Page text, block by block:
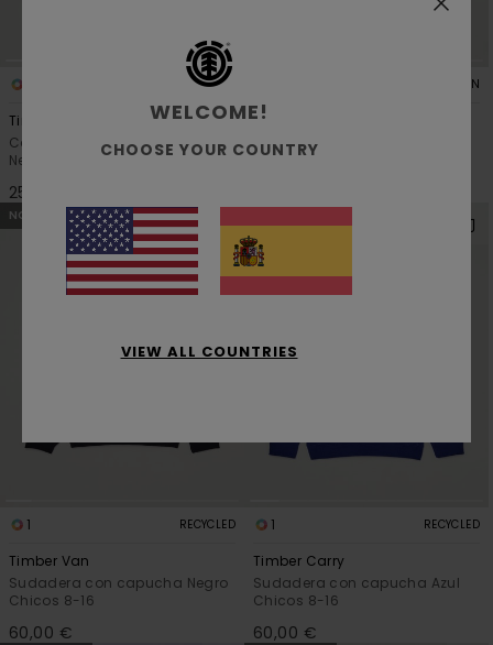
ORGANIC COTTON
Timber Carry
Camiseta de manga corta
Negro Chicos 8-16
25,00 €
ORGANIC COTTON
Timber Flow
Camiseta de manga corta
Azul Chicos 8-16
NOVEDADES
1 RECYCLED
Timber Van
Sudadera con capucha Negro
Chicos 8-16
60,00 €
1 RECYCLED
Timber Carry
Sudadera con capucha Azul
Chicos 8-16
60,00 €
WELCOME!
CHOOSE YOUR COUNTRY
VIEW ALL COUNTRIES